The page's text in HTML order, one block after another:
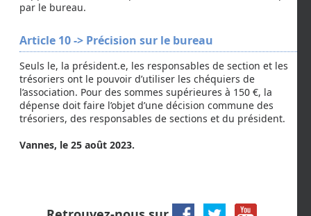
par le bureau.
Article 10 -> Précision sur le bureau
Seuls le, la président.e, les responsables de section et les
trésoriers ont le pouvoir d’utiliser les chéquiers de
l’association. Pour des sommes supérieures à 150 €, la
dépense doit faire l’objet d’une décision commune des
trésoriers, des responsables de sections et du président.
Vannes, le 25 août 2023.